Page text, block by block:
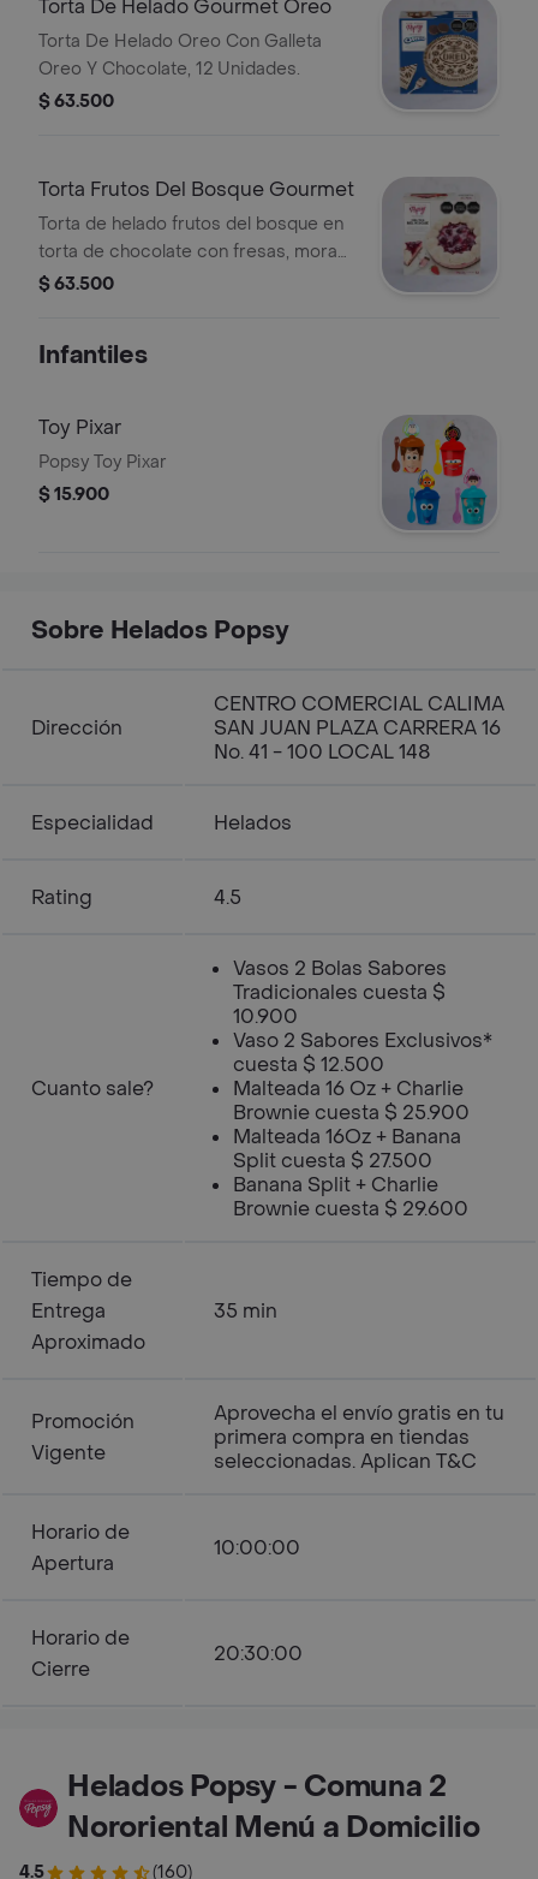
Torta De Helado Gourmet Oreo
Torta De Helado Oreo Con Galleta
Oreo Y Chocolate, 12 Unidades.
$ 63.500
Torta Frutos Del Bosque Gourmet
Torta de helado frutos del bosque en
torta de chocolate con fresas, moras
y cerezas, 12 unidades.
$ 63.500
Infantiles
Toy Pixar
Popsy Toy Pixar
$ 15.900
Sobre Helados Popsy
Dirección
CENTRO COMERCIAL CALIMA
SAN JUAN PLAZA CARRERA 16
No. 41 - 100 LOCAL 148
Especialidad Helados
Rating 4.5
Cuanto sale?
Vasos 2 Bolas Sabores
Tradicionales cuesta $
10.900
Vaso 2 Sabores Exclusivos*
cuesta $ 12.500
Malteada 16 Oz + Charlie
Brownie cuesta $ 25.900
Malteada 16Oz + Banana
Split cuesta $ 27.500
Banana Split + Charlie
Brownie cuesta $ 29.600
Tiempo de
Entrega
Aproximado
35 min
Promoción
Vigente
Aprovecha el envío gratis en tu
primera compra en tiendas
seleccionadas. Aplican T&C
Horario de
Apertura
10:00:00
Horario de
Cierre
20:30:00
Helados Popsy - Comuna 2
Nororiental Menú a Domicilio
4.5 (160)